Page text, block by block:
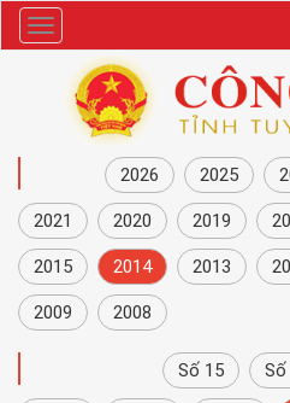
Danh
mục
2026 2025
2021 2020 2019
2015 2014 2013
2009 2008
Số 15 Số